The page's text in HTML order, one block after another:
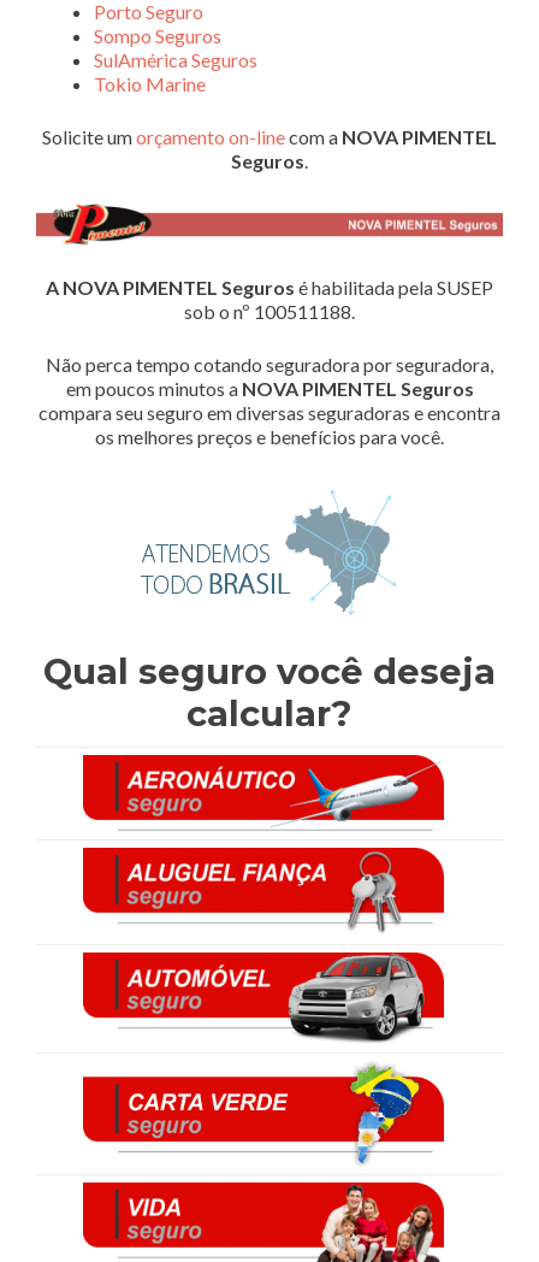
Porto Seguro
Sompo Seguros
SulAmérica Seguros
Tokio Marine
Solicite umorçamento on-linecom a NOVA PIMENTEL
Seguros.
A NOVA PIMENTEL Seguros é habilitada pela SUSEP
sob o nº 100511188.
Não perca tempo cotando seguradora por seguradora,
em poucos minutos a NOVA PIMENTEL Seguros
compara seu seguro em diversas seguradoras e encontra
os melhores preços e benefícios para você.
Qual seguro você deseja
calcular?